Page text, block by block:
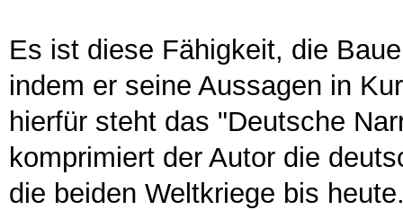
Es ist diese Fähigkeit, die
indem er seine Aussagen in
hierfür steht das "Deutsche
komprimiert der Autor die
die beiden Weltkriege bis